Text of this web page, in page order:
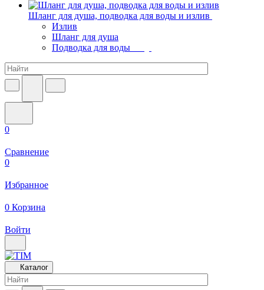
Шланг для душа, подводка для воды и излив
Излив
Шланг для душа
Подводка для воды
0
Сравнение
0
Избранное
0 Корзина
Войти
Каталог